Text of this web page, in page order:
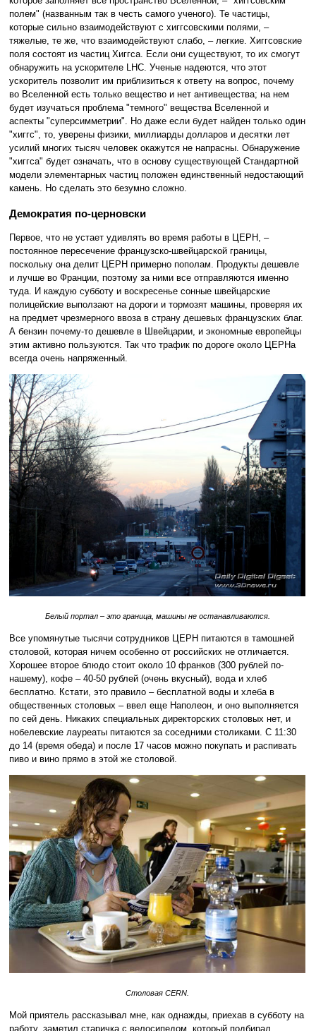
полем" (названным так в честь самого ученого). Те частицы,
которые сильно взаимодействуют с хиггсовскими полями, –
тяжелые, те же, что взаимодействуют слабо, – легкие. Хиггсовские
поля состоят из частиц Хиггса. Если они существуют, то их смогут
обнаружить на ускорителе LHC. Ученые надеются, что этот
ускоритель позволит им приблизиться к ответу на вопрос, почему
во Вселенной есть только вещество и нет антивещества; на нем
будет изучаться проблема "темного" вещества Вселенной и
аспекты "суперсимметрии". Но даже если будет найден только один
"хиггс", то, уверены физики, миллиарды долларов и десятки лет
усилий многих тысяч человек окажутся не напрасны. Обнаружение
"хиггса" будет означать, что в основу существующей Стандартной
модели элементарных частиц положен единственный недостающий
камень. Но сделать это безумно сложно.
Демократия по-церновски
Первое, что не устает удивлять во время работы в ЦЕРН, –
постоянное пересечение французско-швейцарской границы,
поскольку она делит ЦЕРН примерно пополам. Продукты дешевле
и лучше во Франции, поэтому за ними все отправляются именно
туда. И каждую субботу и воскресенье сонные швейцарские
полицейские выползают на дороги и тормозят машины, проверяя их
на предмет чрезмерного ввоза в страну дешевых французских благ.
А бензин почему-то дешевле в Швейцарии, и экономные европейцы
этим активно пользуются. Так что трафик по дороге около ЦЕРНа
всегда очень напряженный.
Белый портал – это граница, машины не останавливаются.
Все упомянутые тысячи сотрудников ЦЕРН питаются в тамошней
столовой, которая ничем особенно от российских не отличается.
Хорошее второе блюдо стоит около 10 франков (300 рублей по-
нашему), кофе – 40-50 рублей (очень вкусный), вода и хлеб
бесплатно. Кстати, это правило – бесплатной воды и хлеба в
общественных столовых – ввел еще Наполеон, и оно выполняется
по сей день. Никаких специальных директорских столовых нет, и
нобелевские лауреаты питаются за соседними столиками. С 11:30
до 14 (время обеда) и после 17 часов можно покупать и распивать
пиво и вино прямо в этой же столовой.
Столовая CERN.
Мой приятель рассказывал мне, как однажды, приехав в субботу на
работу, заметил старичка с велосипедом, который подбирал